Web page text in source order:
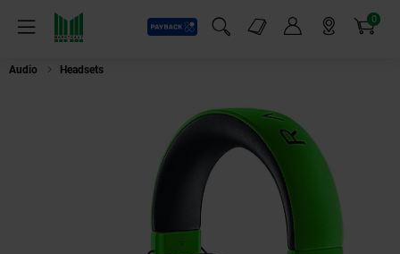
Menü
Payback
Suchfeld einblenden
Markt-Angebote 0
Artikel
Audio Headsets